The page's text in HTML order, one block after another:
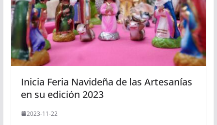
Inicia Feria Navideña de las Artesanías
en su edición 2023
2023-11-22